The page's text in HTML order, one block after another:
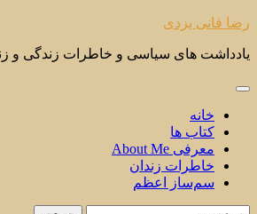
Skip
content
رضا فانی یزدی
یادداشت های سیاسی و خاطرات زندگی و
خانه
کتاب ها
معرفی About Me
خاطرات زندان
سم‌ساز اعظم